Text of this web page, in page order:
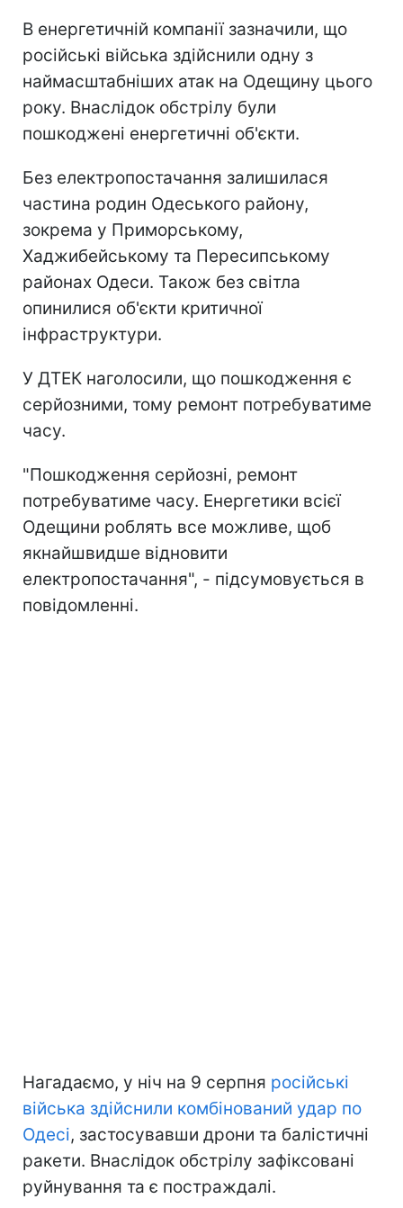
В енергетичній компанії зазначили, що
російські війська здійснили одну з
наймасштабніших атак на Одещину цього
року. Внаслідок обстрілу були
пошкоджені енергетичні об'єкти.
Без електропостачання залишилася
частина родин Одеського району,
зокрема у Приморському,
Хаджибейському та Пересипському
районах Одеси. Також без світла
опинилися об'єкти критичної
інфраструктури.
У ДТЕК наголосили, що пошкодження є
серйозними, тому ремонт потребуватиме
часу.
"Пошкодження серйозні, ремонт
потребуватиме часу. Енергетики всієї
Одещини роблять все можливе, щоб
якнайшвидше відновити
електропостачання", - підсумовується в
повідомленні.
Нагадаємо, у ніч на 9 серпня російські
війська здійснили комбінований удар по
Одесі, застосувавши дрони та балістичні
ракети. Внаслідок обстрілу зафіксовані
руйнування та є постраждалі.